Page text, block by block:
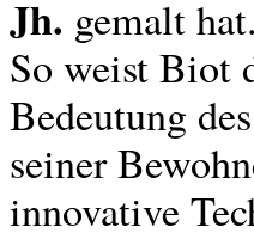
Jh. gemalt hat.
So weist Biot
Bedeutung
seiner
innovative